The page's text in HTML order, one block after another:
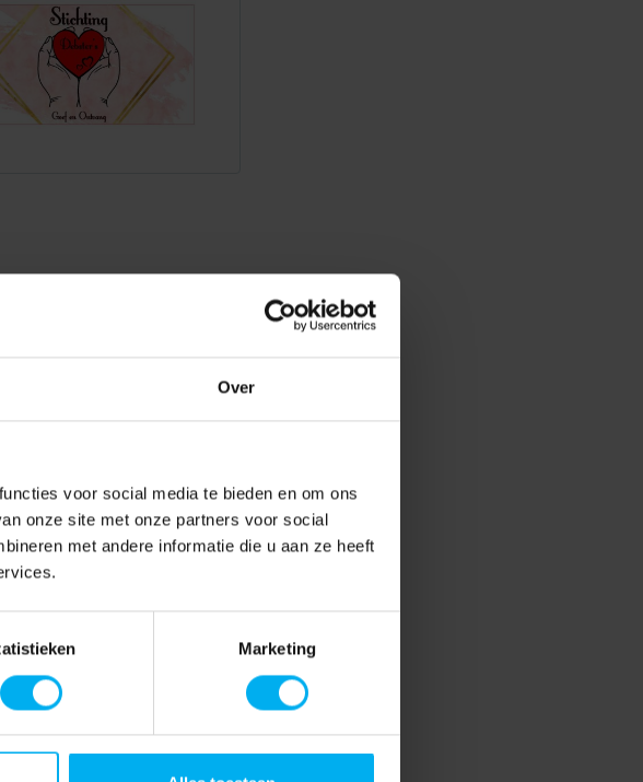
Over
voor social media te bieden en om ons
onze site met onze partners voor social
met andere informatie die u aan ze heeft
Marketing